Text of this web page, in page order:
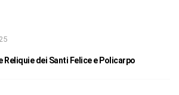
Reliquie dei Santi Felice e Policarpo